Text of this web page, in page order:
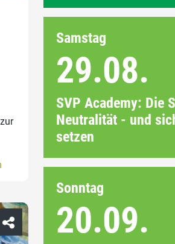
Samstag
29.08.
SVP Academy: Die
Neutralität - und
setzen
Sonntag
20.09.